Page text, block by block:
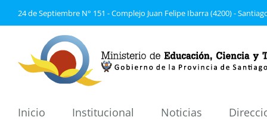
al
24 de Septiembre N° 151 - Complejo Juan Felipe Ibarra (4200) -
Inicio Institucional Noticias